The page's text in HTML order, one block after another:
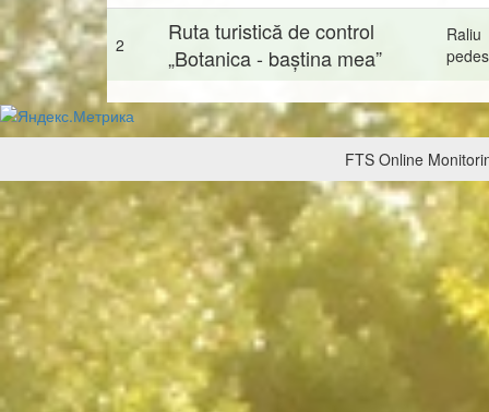
2
Ruta turistică de control
„Botanica - baștina mea”
Raliu
FTS Online